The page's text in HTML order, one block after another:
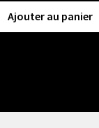
Ajouter au panier